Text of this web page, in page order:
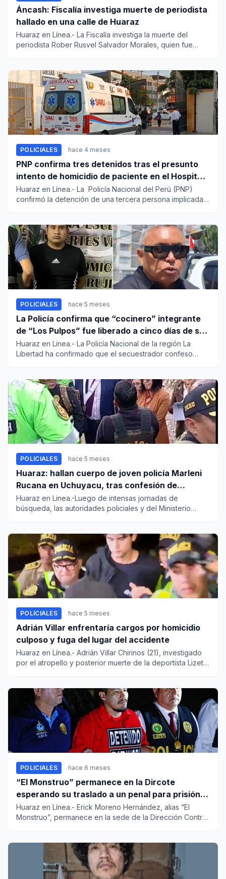
Áncash: Fiscalía investiga muerte de periodista
hallado en una calle de Huaraz
Huaraz en Línea.- La Fiscalía investiga la muerte del
periodista Rober Rusvel Salvador Morales, quien fue
POLICIALES hace 4 meses
PNP confirma tres detenidos tras el presunto
intento de homicidio de paciente en el Hospital
Regional de Trujillo
Huaraz en Línea.- La Policía Nacional del Perú (PNP)
confirmó la detención de una tercera persona implicada
POLICIALES hace 5 meses
La Policía confirma que “cocinero” integrante
de “Los Pulpos” fue liberado a cinco días de su
detención en Trujillo
Huaraz en Linea.- La Policía Nacional de la región La
Libertad ha confirmado que el secuestrador confeso
POLICIALES hace 5 meses
Huaraz: hallan cuerpo de joven policía Marleni
Rucana en Uchuyacu, tras confesión de
implicado
Huaraz en Linea.-Luego de intensas jornadas de
búsqueda, las autoridades policiales y del Ministerio
POLICIALES hace 5 meses
Adrián Villar enfrentaría cargos por homicidio
culposo y fuga del lugar del accidente
Huaraz en Línea.- Adrián Villar Chirinos (21), investigado
por el atropello y posterior muerte de la deportista Lizeth
POLICIALES hace 6 meses
“El Monstruo” permanece en la Dircote
esperando su traslado a un penal para prisión
preventiva
Huaraz en Línea.- Erick Moreno Hernández, alias “El
Monstruo”, permanece en la sede de la Dirección Contra